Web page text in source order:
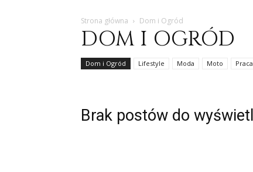
Strona główna Dom i Ogród
DOM I OGRÓD
Dom i Ogród Lifestyle Moda Moto Praca
Brak postów do